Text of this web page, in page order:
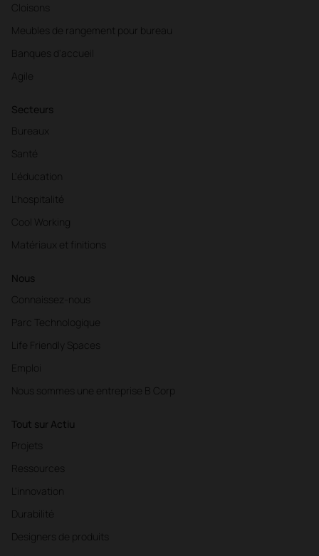
Cloisons
Meubles de rangement pour bureau
Banques d'accueil
Agile
Secteurs
Bureaux
Santé
L'éducation
L'hospitalité
Cool Working
Matériaux et finitions
Nous
Connaissez-nous
Parc Technologique
Life Friendly Spaces
Emploi
Nous sommes une entreprise B Corp
Tout sur Actiu
Projets
Ressources
L'innovation
Durabilité
Designers de produits